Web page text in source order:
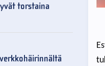
torstaina